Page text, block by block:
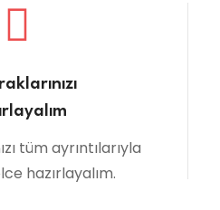
tüm ayrıntılarıyla
hazırlayalım.